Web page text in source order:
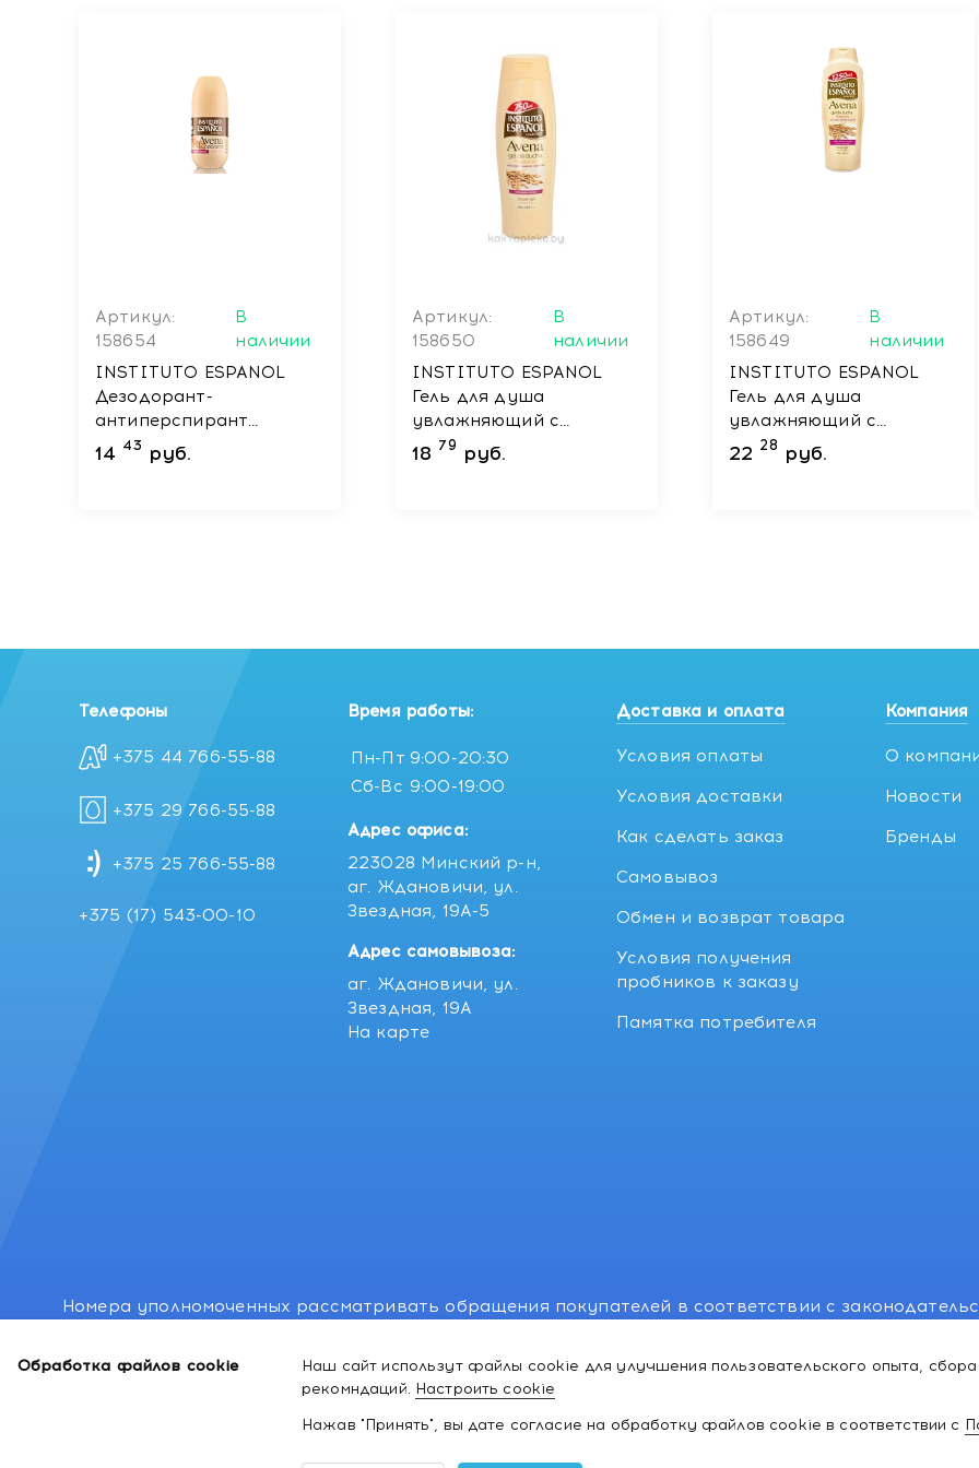
Артикул:
158654
В
наличии
INSTITUTO ESPANOL
Дезодорант-
антиперспирант
шариковый с
экстрактом овса /
14 43 руб.
Артикул:
158650
В
наличии
INSTITUTO ESPANOL
Гель для душа
увлажняющий с
протеинами овса /
AVENA SHOWER GEL
18 79 руб.
Артикул:
158649
В
наличии
INSTITUTO ESPANOL
Гель для душа
увлажняющий с
протеинами овса /
AVENA SHOWER GEL
22 28 руб.
Обработка файлов cookie
Наш сайт использут файлы cookie для улучшения пользовательского опыта,
рекомндаций. Настроить cookie
Нажав "Принять", вы дате согласие на обработку файлов cookie в соответствии с
Телефоны
+375 44 766-55-88
+375 29 766-55-88
+375 25 766-55-88
+375 (17) 543-00-10
Время работы:
Пн-Пт 9:00-20:30
Сб-Вс 9:00-19:00
Адрес офиса:
223028 Минский р-н,
аг. Ждановичи, ул.
Звездная, 19А-5
Адрес самовывоза:
аг. Ждановичи, ул.
Звездная, 19А
На карте
Доставка и оплата
Условия оплаты
Условия доставки
Как сделать заказ
Самовывоз
Обмен и возврат товара
Условия получения
пробников к заказу
Памятка потребителя
Компания
О
Новости
Бренды
Номера уполномоченных рассматривать обращения покупателей в соответствии с
Номер и адрес электронной почты лица, уполномоченного рассматривать обращения
законодательством о защите прав потребителей:766-55-88 (для всех мобильных операторов),